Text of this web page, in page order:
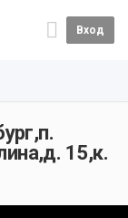
Вход
15,к.